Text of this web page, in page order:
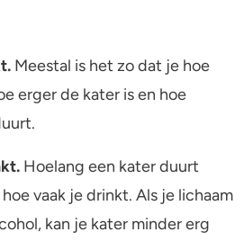
en calorieën berekenen
Meestal is het zo dat je hoe
erger de kater is en hoe
Hoelang een kater duurt
vaak je drinkt. Als je lichaam
kan je kater minder erg